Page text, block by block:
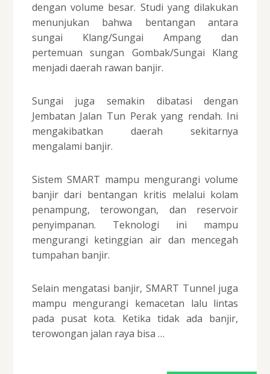
dengan volume besar. Studi yang dilakukan
menunjukan bahwa bentangan antara
sungai Klang/Sungai Ampang dan
pertemuan sungan Gombak/Sungai Klang
menjadi daerah rawan banjir.
Sungai juga semakin dibatasi dengan
Jembatan Jalan Tun Perak yang rendah. Ini
mengakibatkan daerah sekitarnya
mengalami banjir.
Sistem SMART mampu mengurangi volume
banjir dari bentangan kritis melalui kolam
penampung, terowongan, dan reservoir
penyimpanan. Teknologi ini mampu
mengurangi ketinggian air dan mencegah
tumpahan banjir.
Selain mengatasi banjir, SMART Tunnel juga
mampu mengurangi kemacetan lalu lintas
pada pusat kota. Ketika tidak ada banjir,
terowongan jalan raya bisa …